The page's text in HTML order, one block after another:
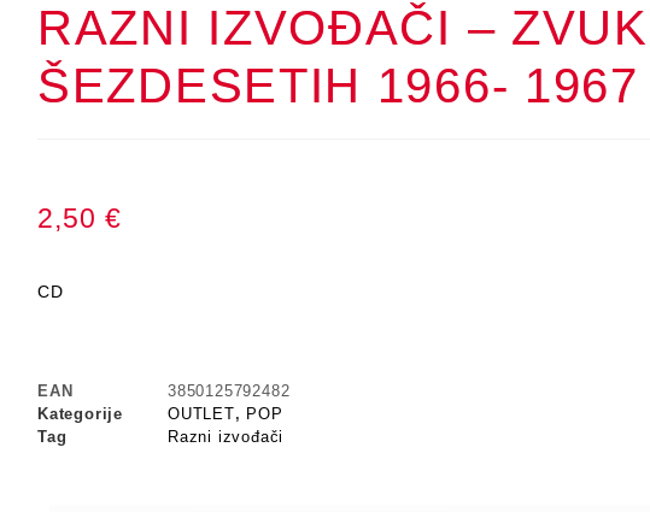
RAZNI IZVOĐAČI – ZVUK
ŠEZDESETIH 1966- 1967
2,50 €
CD
EAN
3850125792482
Kategorije
OUTLET, POP
Tag
Razni izvođači